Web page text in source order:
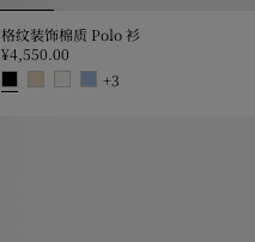
格纹装饰棉质 Polo 衫
¥4,550.00
+3